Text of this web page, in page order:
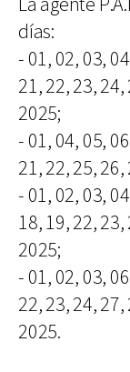
días:
- 01, 02, 03,
21, 22, 23,
2025;
- 01, 04, 05,
21, 22, 25,
- 01, 02, 03,
18, 19, 22,
2025;
- 01, 02, 03,
22, 23, 24,
2025.